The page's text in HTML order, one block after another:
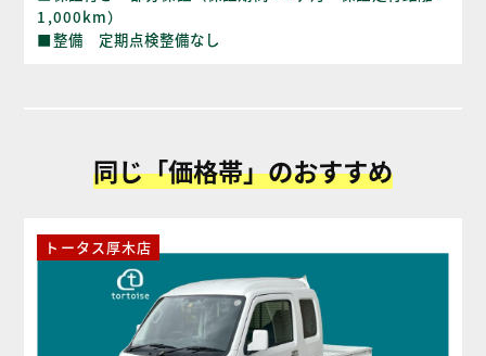
1,000km）
■整備 定期点検整備なし
同じ「価格帯」のおすすめ
トータス厚木店